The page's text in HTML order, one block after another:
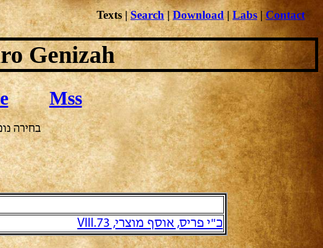
Genizah
Mss
בחירה
כ"י פריס, אוסף מוצרי, VIII.73
Texts|Search|Download|Labs | Contact